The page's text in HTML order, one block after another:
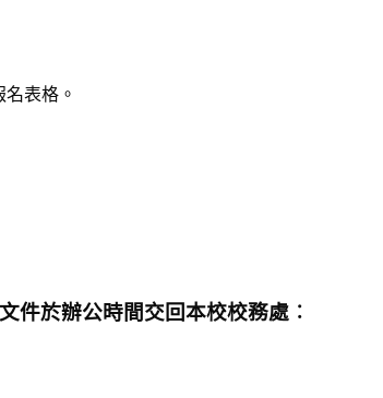
表格。
件於辦公時間交回本校校務處︰